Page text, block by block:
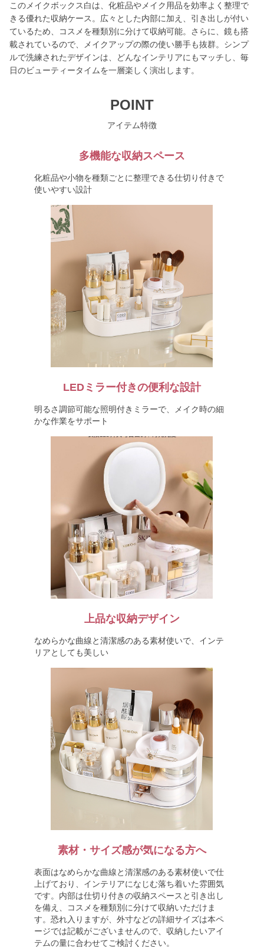
このメイクボックス白は、化粧品やメイク用品を効率よく整理で
きる優れた収納ケース。広々とした内部に加え、引き出しが付い
ているため、コスメを種類別に分けて収納可能。さらに、鏡も搭
載されているので、メイクアップの際の使い勝手も抜群。シンプ
ルで洗練されたデザインは、どんなインテリアにもマッチし、毎
日のビューティータイムを一層楽しく演出します。
POINT
アイテム特徴
多機能な収納スペース
化粧品や小物を種類ごとに整理できる仕切り付きで
使いやすい設計
LEDミラー付きの便利な設計
明るさ調節可能な照明付きミラーで、メイク時の細
かな作業をサポート
上品な収納デザイン
なめらかな曲線と清潔感のある素材使いで、インテ
リアとしても美しい
素材・サイズ感が気になる方へ
表面はなめらかな曲線と清潔感のある素材使いで仕
上げており、インテリアになじむ落ち着いた雰囲気
です。内部は仕切り付きの収納スペースと引き出し
を備え、コスメを種類別に分けて収納いただけま
す。恐れ入りますが、外寸などの詳細サイズは本ペ
ージでは記載がございませんので、収納したいアイ
テムの量に合わせてご検討ください。